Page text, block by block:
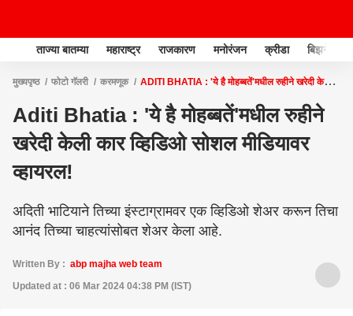
ताज्या बातम्या महाराष्ट्र राजकारण मनोरंजन क्रीडा बिझनेस
मुख्यपृष्ठ फोटो गॅलरी करमणूक
ADITI BHATIA : 'ये है मोहब्बतें'मधील रुहीने खरेदी केली
Aditi Bhatia : 'ये है मोहब्बतें'मधील रुहीने
खरेदी केली कार व्हिडिओ सोशल मीडियावर
व्हायरल!
अदिती भाटियाने तिच्या इंस्टाग्रामवर एक व्हिडिओ शेअर करून तिचा
आनंद तिच्या चाहत्यांसोबत शेअर केला आहे.
Written By : abp majha web team
Updated at : 06 Mar 2024 04:38 PM (IST)